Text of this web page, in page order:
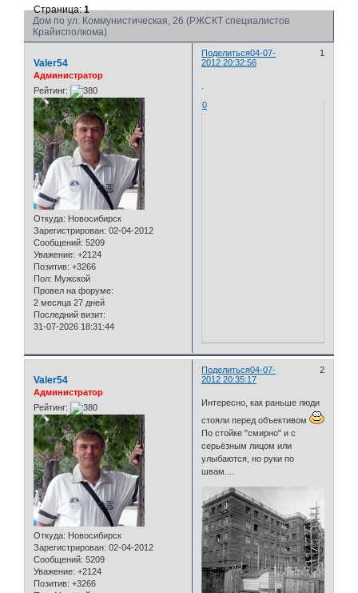
Дом по ул. Коммунистическая, 26 (РЖСКТ специалистов
Крайисполкома)
Страница:1
Поделиться 1
04-07-
2012 20:32:56
Valer54
Администратор
Рейтинг:
Откуда: Новосибирск
Зарегистрирован: 02-04-2012
Сообщений: 5209
Уважение: +2124
Позитив: +3266
Пол: Мужской
Провел на форуме:
2 месяца 27 дней
Последний визит:
31-07-2026 18:31:44
0
Поделиться 2
04-07-
2012 20:35:17
Valer54
Администратор
Рейтинг:
Откуда: Новосибирск
Зарегистрирован: 02-04-2012
Сообщений: 5209
Уважение: +2124
Позитив: +3266
Интересно, как раньше люди
стояли перед объективом
По стойке "смирно" и с
серьёзным лицом или
улыбаются, но руки по
швам....